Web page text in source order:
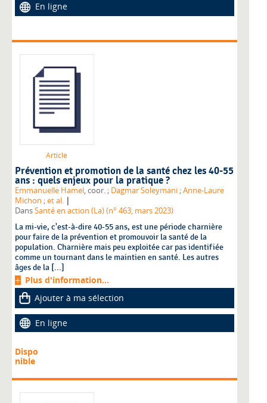
En ligne
Article
Prévention et promotion de la santé chez les 40-55
ans : quels enjeux pour la pratique ?
Emmanuelle Hamel , coor. ; Dagmar Soleymani ;Anne-Laure
Michon ;et al. |
DansSanté en action (La) (n° 463, mars 2023)
La mi-vie, c'est-à-dire 40-55 ans, est une période charnière
pour faire de la prévention et promouvoir la santé de la
population. Charnière mais peu exploitée car pas identifiée
comme un tournant dans le maintien en santé. Les autres
âges de la [...]
Plus d'information...
Ajouter à ma sélection
En ligne
Dispo
nible